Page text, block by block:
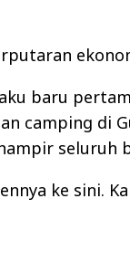
baru
camping di
seluruh
ke sini.